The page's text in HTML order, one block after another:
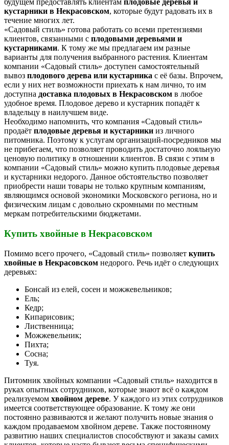
будущем предоставлять клиентам плодовые деревья и
кустарники в Некрасовском, которые будут радовать их в
течение многих лет.
«Садовый стиль» готова работать со всеми претензиями
клиентов, связанными с плодовыми деревьями и
кустарниками. К тому же мы предлагаем им разные
варианты для получения выбранного растения. Клиентам
компании «Садовый стиль» доступен самостоятельный
вывоз плодового дерева или кустарника с её базы. Впрочем,
если у них нет возможности приехать к нам лично, то им
доступна доставка плодовых в Некрасовском в любое
удобное время. Плодовое дерево и кустарник попадёт к
владельцу в наилучшем виде.
Необходимо напомнить, что компания «Садовый стиль»
продаёт плодовые деревья и кустарники из личного
питомника. Поэтому к услугам организаций-посредников мы
не прибегаем, что позволяет проводить достаточно лояльную
ценовую политику в отношении клиентов. В связи с этим в
компании «Садовый стиль» можно купить плодовые деревья
и кустарники недорого. Данное обстоятельство позволяет
приобрести наши товары не только крупным компаниям,
являющимся основой экономики Московского региона, но и
физическим лицам с довольно скромными по местным
меркам потребительскими бюджетами.
Купить хвойные в Некрасовском
Помимо всего прочего, «Садовый стиль» позволяет купить
хвойные в Некрасовском недорого. Речь идёт о следующих
деревьях:
Бонсай из елей, сосен и можжевельников;
Ель;
Кедр;
Кипарисовик;
Лиственница;
Можжевельник;
Пихта;
Сосна;
Туя.
Питомник хвойных компании «Садовый стиль» находится в
руках опытных сотрудников, которые знают всё о каждом
реализуемом хвойном дереве. У каждого из этих сотрудников
имеется соответствующее образование. К тому же они
постоянно развиваются и желают получить новые знания о
каждом продаваемом хвойном дереве. Также постоянному
развитию наших специалистов способствуют и заказы самих